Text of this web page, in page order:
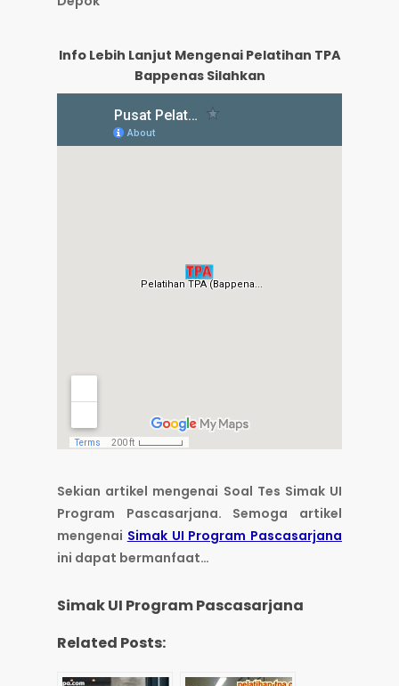
Info Lebih Lanjut Mengenai Pelatihan TPA
Bappenas Silahkan
Sekian artikel mengenai Soal Tes Simak UI
Program Pascasarjana. Semoga artikel
mengenai Simak UI Program Pascasarjana
ini dapat bermanfaat…
Simak UI Program Pascasarjana
Related Posts: